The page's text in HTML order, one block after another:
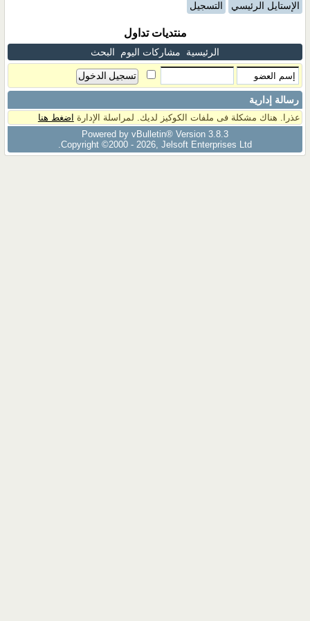
الإستايل الرئيسي التسجيل
منتديات تداول
الرئيسية مشاركات اليوم البحث
رسالة إدارية
عذرا. هناك مشكلة فى ملفات الكوكيز لديك. لمراسلة الإدارة اضغط هنا
Powered by vBulletin® Version 3.8.3
Copyright ©2000 - 2026, Jelsoft Enterprises Ltd.